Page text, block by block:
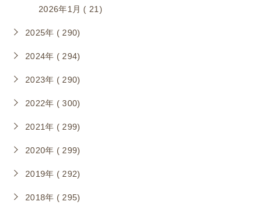
2026年1月 ( 21)
2025年 ( 290)
2024年 ( 294)
2023年 ( 290)
2022年 ( 300)
2021年 ( 299)
2020年 ( 299)
2019年 ( 292)
2018年 ( 295)